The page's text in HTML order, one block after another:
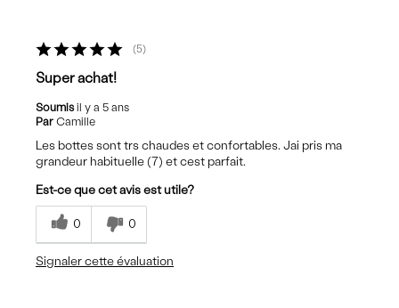
5
Super achat!
Soumisil y a 5 ans
Par Camille
Les bottes sont trs chaudes et confortables. Jai pris ma
grandeur habituelle (7) et cest parfait.
Est-ce que cet avis est utile?
0 0
Signaler cette évaluation